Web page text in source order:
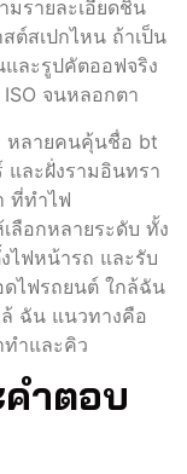
รายละเอียดชิ้น
ต์สเปกไหน ถ้าเป็น
ละรูปคัตออฟจริง
จนหลอกตา
หลายคนคุ้นชื่อ bt
และฝั่งรามอินทรา
ที่ทำไฟ
ลือกหลายระดับ ทั้ง
ไฟหน้ารถ และรับ
ไฟรถยนต์ ใกล้ฉัน
ฉัน แนวทางคือ
ำและคิว
ำตอบ